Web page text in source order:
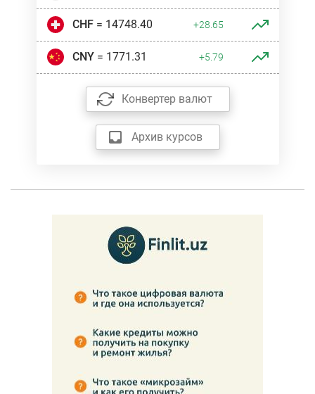
CHF= 14748.40 +28.65
CNY= 1771.31 +5.79
Конвертер валют
Архив курсов